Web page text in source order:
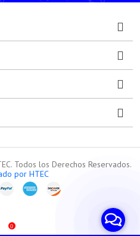
0
Todos los Derechos Reservados.
por HTEC